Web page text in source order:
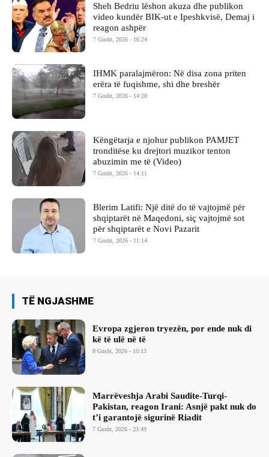
Sheh Bedriu lëshon akuza dhe publikon
video kundër BIK-ut e Ipeshkvisë, Demaj i
reagon ashpër
7 Gusht, 2026 - 16:24
IHMK paralajmëron: Në disa zona priten
erëra të fuqishme, shi dhe breshër
7 Gusht, 2026 - 14:28
Këngëtarja e njohur publikon PAMJET
tronditëse ku drejtori muzikor tenton
abuzimin me të (Video)
7 Gusht, 2026 - 14:11
Blerim Latifi: Një ditë do të vajtojmë për
shqiptarët në Maqedoni, siç vajtojmë sot
për shqiptarët e Novi Pazarit
7 Gusht, 2026 - 11:14
TË NGJASHME
Evropa zgjeron tryezën, por ende nuk di
kë të ulë në të
8 Gusht, 2026 - 10:13
Marrëveshja Arabi Saudite-Turqi-
Pakistan, reagon Irani: Asnjë pakt nuk do
t’i garantojë sigurinë Riadit
7 Gusht, 2026 - 23:49